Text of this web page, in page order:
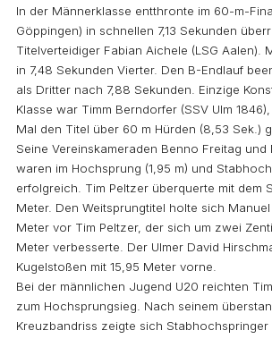
In der Männerklasse entthronte im 60-m-
Göppingen) in schnellen 7,13 Sekunden
Titelverteidiger Fabian Aichele (LSG Aalen).
in 7,48 Sekunden Vierter. Den B-Endlauf
als Dritter nach 7,88 Sekunden. Einzige
Klasse war Timm Berndorfer (SSV Ulm
Mal den Titel über 60 m Hürden (8,53 Sek.)
Seine Vereinskameraden Benno Freitag und
waren im Hochsprung (1,95 m) und
erfolgreich. Tim Peltzer überquerte mit dem
Meter. Den Weitsprungtitel holte sich
Meter vor Tim Peltzer, der sich um zwei
Meter verbesserte. Der Ulmer David
Kugelstoßen mit 15,95 Meter vorne.
Bei der männlichen Jugend U20 reichten
zum Hochsprungsieg. Nach seinem
Kreuzbandriss zeigte sich Stabhochspringer